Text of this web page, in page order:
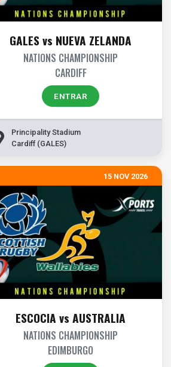
GALES vs NUEVA ZELANDA
NATIONS CHAMPIONSHIP
CARDIFF
ENTRAR
Principality Stadium
Cardiff (GALES)
15 NOV 2026
ESCOCIA vs AUSTRALIA
NATIONS CHAMPIONSHIP
EDIMBURGO